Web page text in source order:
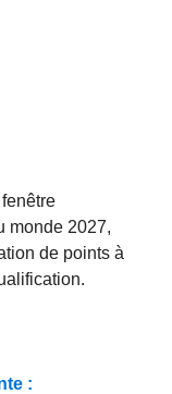
monde 2027,
de points à
: